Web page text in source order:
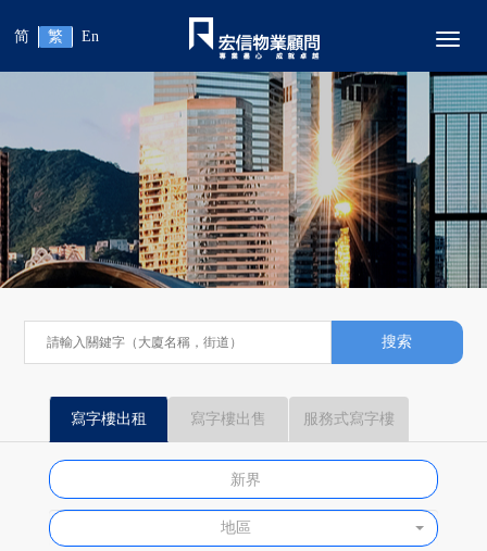
简 繁 En
搜索
寫字樓出租 寫字樓出售 服務式寫字樓
地區